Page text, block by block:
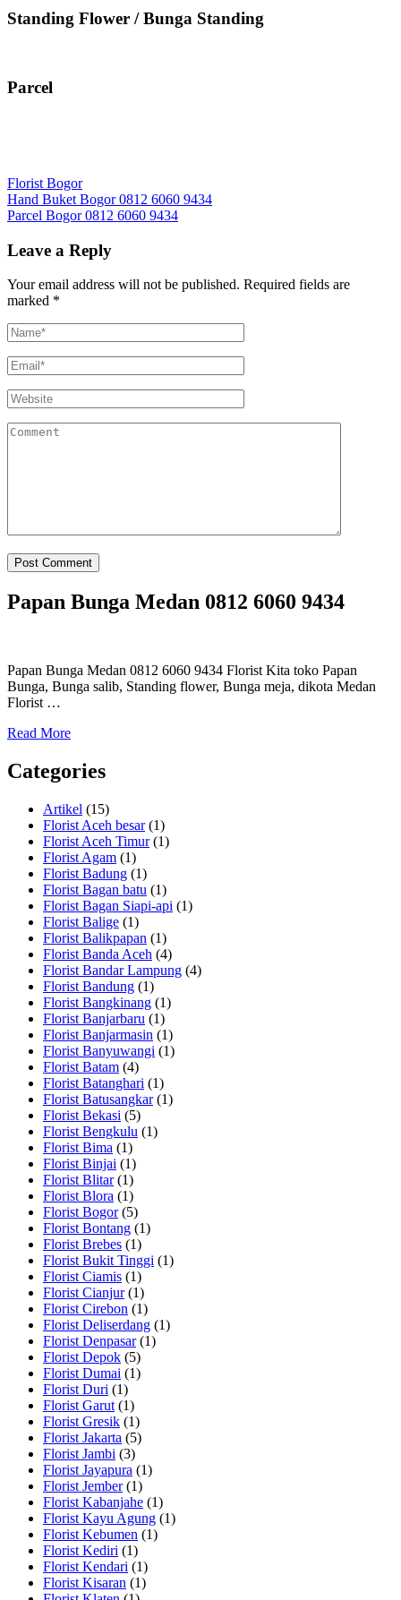
Standing Flower / Bunga Standing
Parcel
Florist Bogor
Post
navigation
Hand Buket Bogor 0812 6060 9434
Parcel Bogor 0812 6060 9434
Leave a Reply
Your email address will not be published. Required fields are
marked *
Papan Bunga Medan 0812 6060 9434
Papan Bunga Medan 0812 6060 9434 Florist Kita toko Papan
Bunga, Bunga salib, Standing flower, Bunga meja, dikota Medan
Florist …
Read More
Categories
Artikel (15)
Florist Aceh besar(1)
Florist Aceh Timur(1)
Florist Agam (1)
Florist Badung (1)
Florist Bagan batu (1)
Florist Bagan Siapi-api (1)
Florist Balige (1)
Florist Balikpapan (1)
Florist Banda Aceh (4)
Florist Bandar Lampung (4)
Florist Bandung (1)
Florist Bangkinang (1)
Florist Banjarbaru (1)
Florist Banjarmasin (1)
Florist Banyuwangi (1)
Florist Batam (4)
Florist Batanghari (1)
Florist Batusangkar(1)
Florist Bekasi (5)
Florist Bengkulu (1)
Florist Bima (1)
Florist Binjai (1)
Florist Blitar(1)
Florist Blora (1)
Florist Bogor(5)
Florist Bontang (1)
Florist Brebes (1)
Florist Bukit Tinggi (1)
Florist Ciamis (1)
Florist Cianjur(1)
Florist Cirebon (1)
Florist Deliserdang (1)
Florist Denpasar(1)
Florist Depok (5)
Florist Dumai (1)
Florist Duri (1)
Florist Garut (1)
Florist Gresik (1)
Florist Jakarta (5)
Florist Jambi (3)
Florist Jayapura (1)
Florist Jember(1)
Florist Kabanjahe (1)
Florist Kayu Agung (1)
Florist Kebumen (1)
Florist Kediri (1)
Florist Kendari (1)
Florist Kisaran (1)